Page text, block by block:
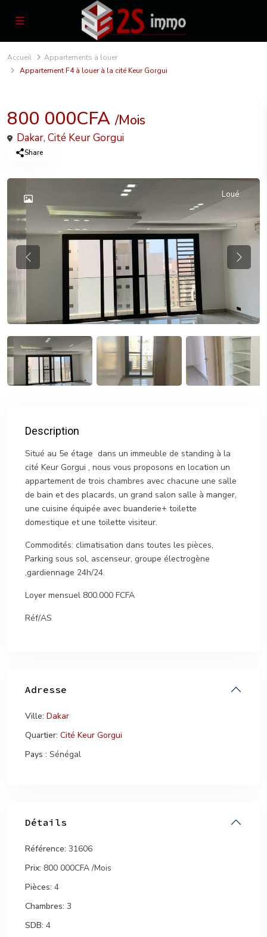
Accueil
Appartements à louer
Appartement F4 à louer à la cité Keur Gorgui
800 000CFA/Mois
Dakar, Cité Keur Gorgui
Share
Loué
Previous
Description
Situé au 5e étage dans un immeuble de standing à la
cité Keur Gorgui , nous vous proposons en location un
appartement de trois chambres avec chacune une salle
de bain et des placards, un grand salon salle à manger,
une cuisine équipée avec buanderie+ toilette
domestique et une toilette visiteur.
Commodités: climatisation dans toutes les pièces,
Parking sous sol, ascenseur, groupe électrogène
,gardiennage 24h/24.
Loyer mensuel 800.000 FCFA
Réf/AS
Adresse
Ville: Dakar
Quartier: Cité Keur Gorgui
Pays : Sénégal
Détails
Référence: 31606
Prix: 800 000CFA /Mois
Pièces: 4
Chambres: 3
SDB: 4